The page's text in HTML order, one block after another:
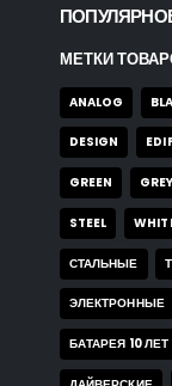
МЕТКИ
ANALOG
DESIGN
GREEN GREY
STEEL
СТАЛЬНЫЕ
ЭЛЕКТРОННЫЕ
БАТАРЕЯ 10 ЛЕТ